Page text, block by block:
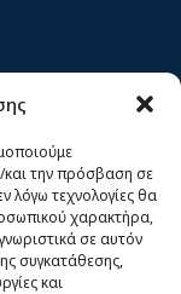
και την πρόσβαση σε
λόγω τεχνολογίες θα
χαρακτήρα,
σε αυτόν
συγκατάθεσης,
και